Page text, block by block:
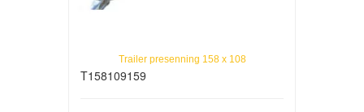
Trailer presenning 158 x 108
T158109159